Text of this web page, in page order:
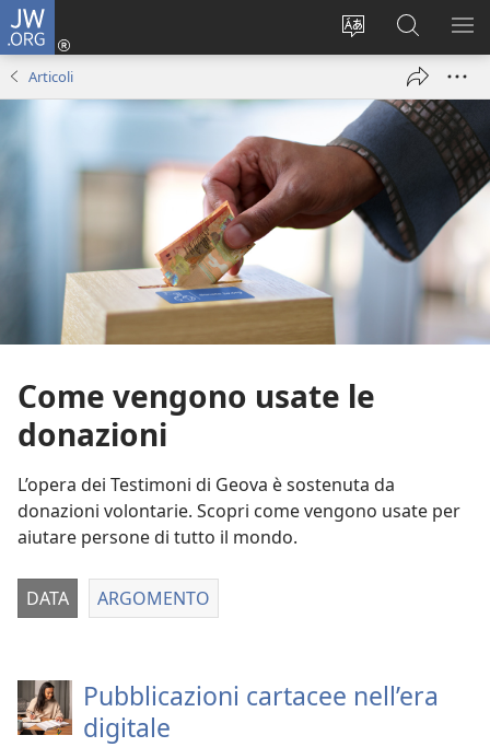
JW.ORG
Modificare
del
sito
Accedi
(apre
finestra)
Cerca
in
JW.ORG
Articoli
Come vengono usate le
donazioni
L’opera dei Testimoni di Geova è sostenuta da
donazioni volontarie. Scopri come vengono usate per
aiutare persone di tutto il mondo.
DATA ARGOMENTO
Pubblicazioni cartacee nell’era
digitale